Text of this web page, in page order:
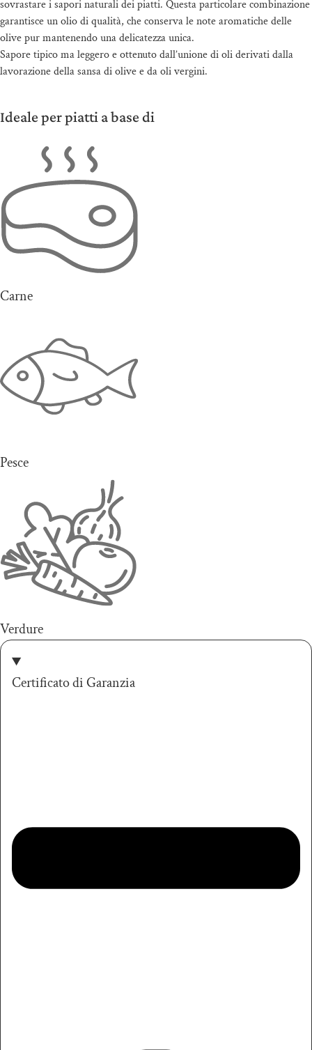
sovrastare i sapori naturali dei piatti. Questa particolare combinazione
garantisce un olio di qualità, che conserva le note aromatiche delle
olive pur mantenendo una delicatezza unica.
Sapore tipico ma leggero e ottenuto dall’unione di oli derivati dalla
lavorazione della sansa di olive e da oli vergini.
Ideale per piatti a base di
Carne
Pesce
Verdure
Certificato di Garanzia